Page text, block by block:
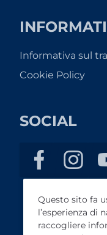
Informativa sul
Cookie Policy
SOCIAL
Questo sito fa
l’esperienza di
raccogliere